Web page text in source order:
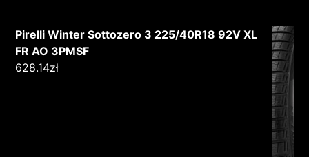
Pirelli Winter Sottozero 3 225/40R18 92V XL
FR AO 3PMSF
628.14zł